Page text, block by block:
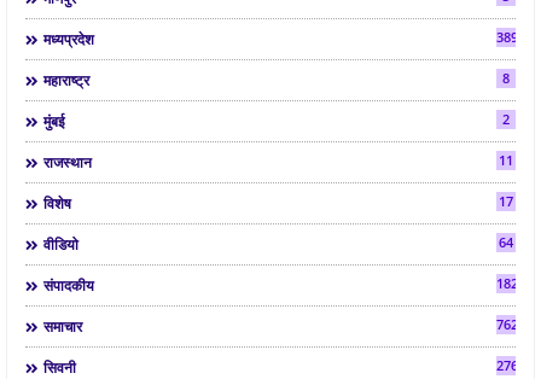
मध्यप्रदेश 3892
महाराष्ट्र 8
मुंबई 2
राजस्थान 11
विशेष 17
वीडियो 64
संपादकीय 182
समाचार 7624
सिवनी 2763